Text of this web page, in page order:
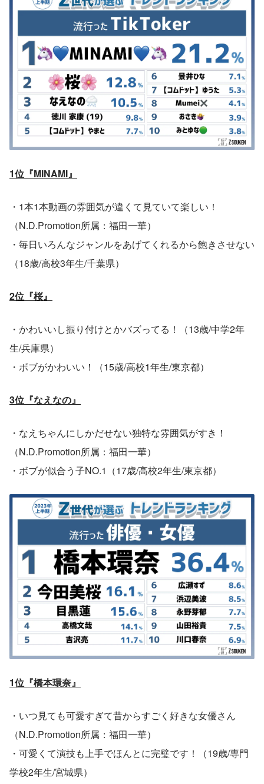
1位『MINAMI』
・1本1本動画の雰囲気が違くて見ていて楽しい！
（N.D.Promotion所属：福田一華）
・毎日いろんなジャンルをあげてくれるから飽きさせない
（18歳/高校3年生/千葉県）
2位『桜』
・かわいいし振り付けとかバズってる！（13歳/中学2年
生/兵庫県）
・ボブがかわいい！（15歳/高校1年生/東京都）
3位『なえなの』
・なえちゃんにしかだせない独特な雰囲気がすき！
（N.D.Promotion所属：福田一華）
・ボブが似合う子NO.1（17歳/高校2年生/東京都）
1位『橋本環奈』
・いつ見ても可愛すぎて昔からすごく好きな女優さん
（N.D.Promotion所属：福田一華）
・可愛くて演技も上手でほんとに完璧です！（19歳/専門
学校2年生/宮城県）